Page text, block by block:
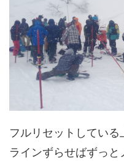
フルリセットしている
ラインずらせばずっと